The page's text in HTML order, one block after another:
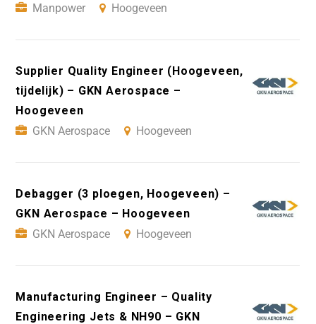
Manpower
Hoogeveen
Supplier Quality Engineer (Hoogeveen,
tijdelijk) – GKN Aerospace –
Hoogeveen
GKN Aerospace
Hoogeveen
Debagger (3 ploegen, Hoogeveen) –
GKN Aerospace – Hoogeveen
GKN Aerospace
Hoogeveen
Manufacturing Engineer – Quality
Engineering Jets & NH90 – GKN